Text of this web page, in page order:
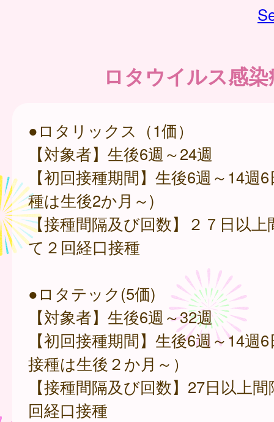
ロタウイルス感染
●ロタリックス（1価）
【対象者】生後6週～24週
【初回接種期間】生後6週～14週
種は生後2か月～)
【接種間隔及び回数】２７日以
て２回経口接種
●ロタテック(5価)
【対象者】生後6週～32週
【初回接種期間】生後6週～14週
接種は生後２か月～）
【接種間隔及び回数】27日以上
回経口接種